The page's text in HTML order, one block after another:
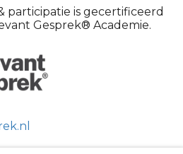
participatie is gecertificeerd
Gesprek® Academie.